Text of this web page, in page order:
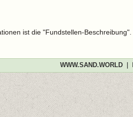
ist die "Fundstellen-
WWW.SAND.WORLD|